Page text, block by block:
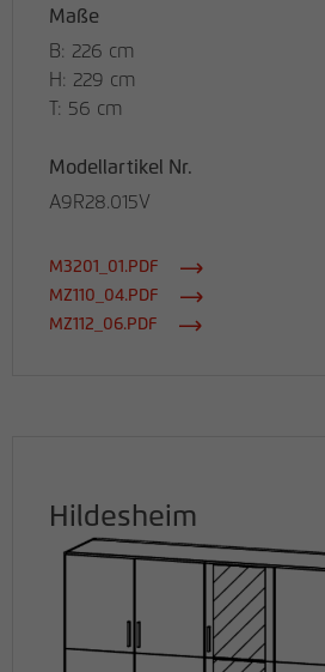
Maße
B: 226 cm
H: 229 cm
T: 56 cm
Modellartikel Nr.
A9R28.015V
M3201_01.PDF
MZ110_04.PDF
MZ112_06.PDF
Hildesheim